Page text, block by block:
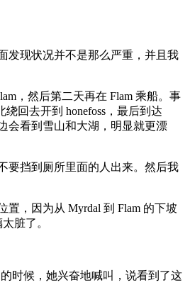
发现状况并不是那么严重，并且我
，然后第二天再在 Flam 乘船。事
回去开到 honefoss，最后到达
会看到雪山和大湖，明显就更漂
要挡到厕所里面的人出来。然后我
，因为从 Myrdal 到 Flam 的下坡
脏了。
时候，她兴奋地喊叫，说看到了这